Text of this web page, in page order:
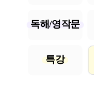
독해/영작문
특강